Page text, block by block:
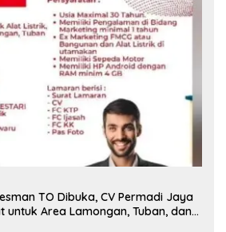
TO Dibuka, CV Permadi Jaya
untuk Area Lamongan, Tuban, dan